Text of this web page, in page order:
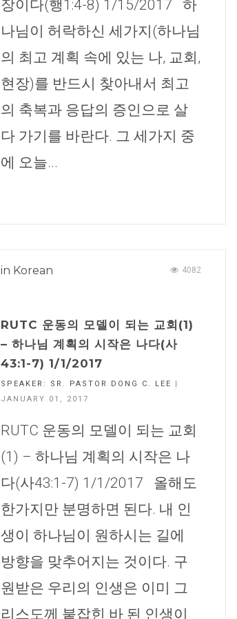
장이다(행1:4-8) 1/15/2017 하
나님이 허락하신 세가지(하나님
의 최고 계획 속에 있는 나, 교회,
현장)를 반드시 찾아내서 최고
의 축복과 응답의 증인으로 살
다 가기를 바란다. 그 세가지 중
에 오늘...
in Korean 4082
RUTC 운동의 모델이 되는 교회(1)
– 하나님 계획의 시작은 나다(사
43:1-7) 1/1/2017
SPEAKER: SR. PASTOR DONG C. LEE
|
JANUARY 01, 2017
RUTC 운동의 모델이 되는 교회
(1) – 하나님 계획의 시작은 나
다(사43:1-7) 1/1/2017 올해도
한가지만 분명하면 된다. 내 인
생이 하나님이 원하시는 길에
방향을 맞추어지는 것이다. 구
원받은 우리의 인생은 이미 그
리스도께 붙잡힌 바 된 인생이